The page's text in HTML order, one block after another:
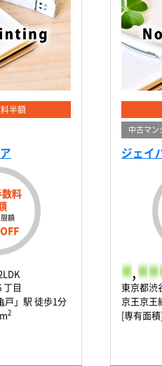
半額
料
額
丁目
戸」駅 徒歩1分
m2
中古マン
ジェイ
- ,- -
東京都渋
京王京王
[専有面積]